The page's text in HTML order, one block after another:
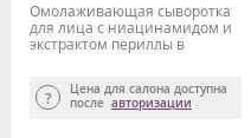
Омолаживающая сыворотка
для лица с ниацинамидом и
экстрактом периллы в
Цена для салона доступна
после авторизации